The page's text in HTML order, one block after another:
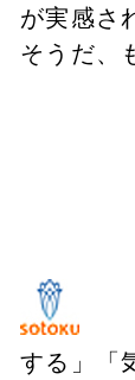
が実感さ
そうだ、
撮
り
する